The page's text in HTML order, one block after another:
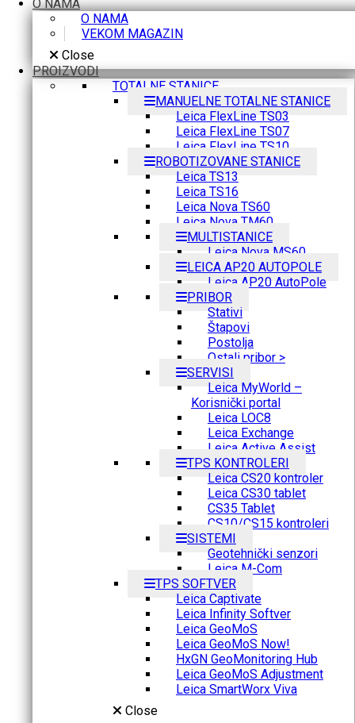
O NAMA
O NAMA
VEKOM MAGAZIN
Close
PROIZVODI
TOTALNE STANICE
MANUELNE TOTALNE STANICE
Leica FlexLine TS03
Leica FlexLine TS07
Leica FlexLine TS10
ROBOTIZOVANE STANICE
Leica TS13
Leica TS16
Leica Nova TS60
Leica Nova TM60
MULTISTANICE
Leica Nova MS60
LEICA AP20 AUTOPOLE
Leica AP20 AutoPole
PRIBOR
Stativi
Štapovi
Postolja
Ostali pribor >
SERVISI
Leica MyWorld –
Korisnički portal
Leica LOC8
Leica Exchange
Leica Active Assist
TPS KONTROLERI
Leica CS20 kontroler
Leica CS30 tablet
CS35 Tablet
CS10/CS15 kontroleri
SISTEMI
Geotehnički senzori
Leica M-Com
TPS SOFTVER
Leica Captivate
Leica Infinity Softver
Leica GeoMoS
Leica GeoMoS Now!
HxGN GeoMonitoring Hub
Leica GeoMoS Adjustment
Leica SmartWorx Viva
Close